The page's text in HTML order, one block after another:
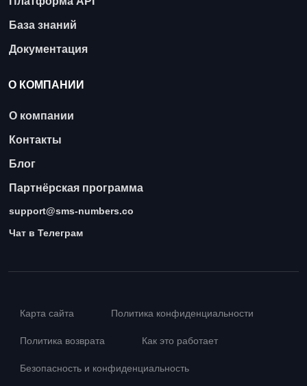
База знаний
Документация
О КОМПАНИИ
О компании
Контакты
Блог
Партнёрская программа
support@sms-numbers.co
Чат в Телеграм
Карта сайта Политика конфиденциальности
Политика возврата Как это работает
Безопасность и конфиденциальность